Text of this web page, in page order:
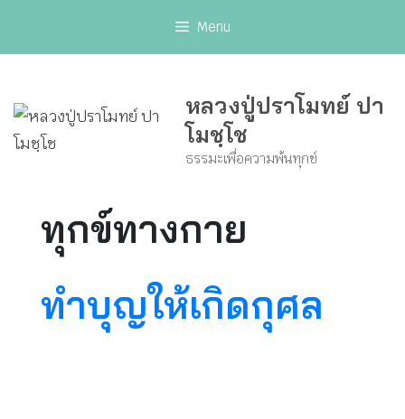
Menu
หลวงปู่ปราโมทย์ ปา
โมชฺโช
ธรรมะเพื่อความพ้นทุกข์
ทุกข์ทางกาย
ทำบุญให้เกิดกุศล